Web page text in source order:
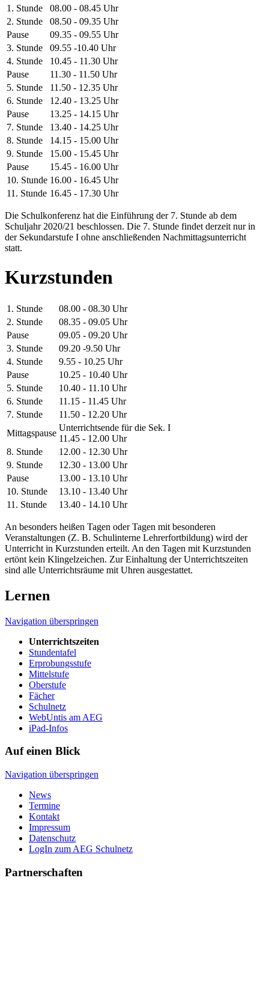
1. Stunde
08.00 - 08.45 Uhr
2. Stunde
08.50 - 09.35 Uhr
Pause
09.35 - 09.55 Uhr
3. Stunde
09.55 -10.40 Uhr
4. Stunde
10.45 - 11.30 Uhr
Pause
11.30 - 11.50 Uhr
5. Stunde
11.50 - 12.35 Uhr
6. Stunde
12.40 - 13.25 Uhr
Pause
13.25 - 14.15 Uhr
7. Stunde
13.40 - 14.25 Uhr
8. Stunde
14.15 - 15.00 Uhr
9. Stunde
15.00 - 15.45 Uhr
Pause
15.45 - 16.00 Uhr
10. Stunde 16.00 - 16.45 Uhr
11. Stunde 16.45 - 17.30 Uhr
Die Schulkonferenz hat die Einführung der 7. Stunde ab dem
Schuljahr 2020/21 beschlossen. Die 7. Stunde findet derzeit nur in
der Sekundarstufe I ohne anschließenden Nachmittagsunterricht
statt.
Kurzstunden
1. Stunde
08.00 - 08.30 Uhr
2. Stunde
08.35 - 09.05 Uhr
Pause
09.05 - 09.20 Uhr
3. Stunde
09.20 -9.50 Uhr
4. Stunde
9.55 - 10.25 Uhr
Pause
10.25 - 10.40 Uhr
5. Stunde
10.40 - 11.10 Uhr
6. Stunde
11.15 - 11.45 Uhr
7. Stunde
11.50 - 12.20 Uhr
Mittagspause
Unterrichtsende für die Sek. I
11.45 - 12.00 Uhr
8. Stunde
12.00 - 12.30 Uhr
9. Stunde
12.30 - 13.00 Uhr
Pause
13.00 - 13.10 Uhr
10. Stunde
13.10 - 13.40 Uhr
11. Stunde
13.40 - 14.10 Uhr
An besonders heißen Tagen oder Tagen mit besonderen
Veranstaltungen (Z. B. Schulinterne Lehrerfortbildung) wird der
Unterricht in Kurzstunden erteilt. An den Tagen mit Kurzstunden
ertönt kein Klingelzeichen. Zur Einhaltung der Unterrichtszeiten
sind alle Unterrichtsräume mit Uhren ausgestattet.
Lernen
Navigation überspringen
Unterrichtszeiten
Stundentafel
Erprobungsstufe
Mittelstufe
Oberstufe
Fächer
Schulnetz
WebUntis am AEG
iPad-Infos
Auf einen Blick
Navigation überspringen
News
Termine
Kontakt
Impressum
Datenschutz
LogIn zum AEG Schulnetz
Partnerschaften